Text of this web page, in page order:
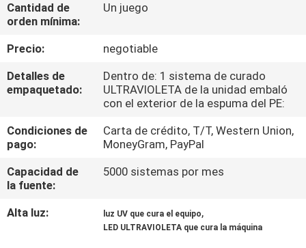
CONTROL
CALIDAD
ÉNTRENOS
EN
CONTACTO
CON
NOTICIAS
Cantidad de
orden mínima:
Un juego
Precio:
negotiable
Detalles de
empaquetado:
Dentro de: 1 sistema de curado
ULTRAVIOLETA de la unidad embaló
con el exterior de la espuma del PE:
Condiciones de
pago:
Carta de crédito, T/T, Western Union,
MoneyGram, PayPal
Capacidad de
la fuente:
5000 sistemas por mes
Alta luz: luz UV que cura el equipo,
LED ULTRAVIOLETA que cura la máquina